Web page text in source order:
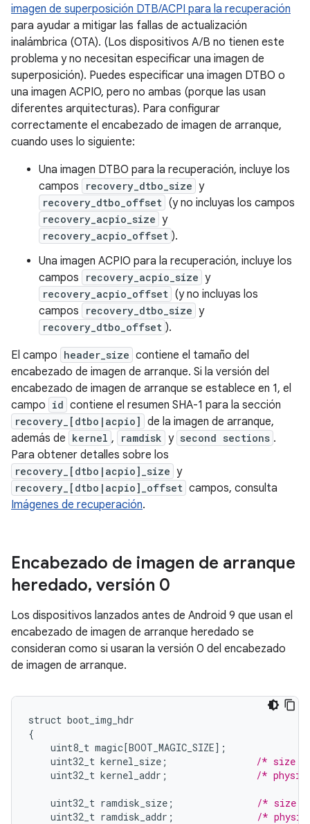
imagen de superposición DTB/ACPI para la recuperación
para ayudar a mitigar las fallas de actualización
inalámbrica (OTA). (Los dispositivos A/B no tienen este
problema y no necesitan especificar una imagen de
superposición). Puedes especificar una imagen DTBO o
una imagen ACPIO, pero no ambas (porque las usan
diferentes arquitecturas). Para configurar
correctamente el encabezado de imagen de arranque,
cuando uses lo siguiente:
Una imagen DTBO para la recuperación, incluye los
campos
recovery_dtbo_size y
recovery_dtbo_offset (y no incluyas los campos
recovery_acpio_size y
recovery_acpio_offset ).
Una imagen ACPIO para la recuperación, incluye los
campos
recovery_acpio_size y
recovery_acpio_offset (y no incluyas los
campos
recovery_dtbo_size y
recovery_dtbo_offset ).
El campo header_size contiene el tamaño del
encabezado de imagen de arranque. Si la versión del
encabezado de imagen de arranque se establece en 1, el
campo id contiene el resumen SHA-1 para la sección
recovery_[dtbo|acpio] de la imagen de arranque,
además de kernel , ramdisk y second sections .
Para obtener detalles sobre los
recovery_[dtbo|acpio]_size y
recovery_[dtbo|acpio]_offset campos, consulta
Imágenes de recuperación.
Encabezado de imagen de arranque
heredado, versión 0
Los dispositivos lanzados antes de Android 9 que usan el
encabezado de imagen de arranque heredado se
consideran como si usaran la versión 0 del encabezado
de imagen de arranque.
struct boot_img_hdr
{
uint8_t magic[BOOT_MAGIC_SIZE] ;
uint32_t kernel_size ;
/* size
uint32_t kernel_addr ; /*
uint32_t ramdisk_size ;
/* size
uint32_t ramdisk_addr ; /*